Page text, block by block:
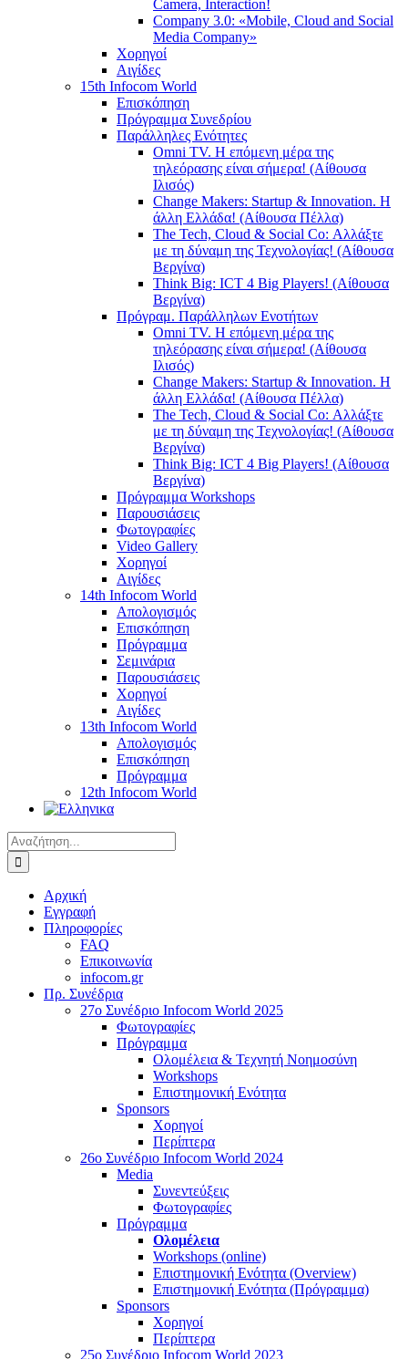
Camera, Interaction!
Company 3.0: «Mobile, Cloud and Social
Media Company»
Χορηγοί
Αιγίδες
15th Infocom World
Επισκόπηση
Πρόγραμμα Συνεδρίου
Παράλληλες Ενότητες
Omni TV. Η επόμενη μέρα της
τηλεόρασης είναι σήμερα! (Αίθουσα
Ιλισός)
Change Makers: Startup & Innovation. Η
άλλη Ελλάδα! (Αίθουσα Πέλλα)
The Tech, Cloud & Social Co: Αλλάξτε
με τη δύναμη της Τεχνολογίας! (Αίθουσα
Βεργίνα)
Think Big: ICT 4 Big Players! (Αίθουσα
Βεργίνα)
Πρόγραμ. Παράλληλων Ενοτήτων
Omni TV. Η επόμενη μέρα της
τηλεόρασης είναι σήμερα! (Αίθουσα
Ιλισός)
Change Makers: Startup & Innovation. Η
άλλη Ελλάδα! (Αίθουσα Πέλλα)
The Tech, Cloud & Social Co: Αλλάξτε
με τη δύναμη της Τεχνολογίας! (Αίθουσα
Βεργίνα)
Think Big: ICT 4 Big Players! (Αίθουσα
Βεργίνα)
Πρόγραμμα Workshops
Παρουσιάσεις
Φωτογραφίες
Video Gallery
Χορηγοί
Αιγίδες
14th Infocom World
Απολογισμός
Επισκόπηση
Πρόγραμμα
Σεμινάρια
Παρουσιάσεις
Χορηγοί
Αιγίδες
13th Infocom World
Απολογισμός
Επισκόπηση
Πρόγραμμα
12th Infocom World
Αναζήτηση
για:
Αρχική
Εγγραφή
Πληροφορίες
FAQ
Επικοινωνία
infocom.gr
Πρ. Συνέδρια
27o Συνέδριο Infocom World 2025
Φωτογραφίες
Πρόγραμμα
Ολομέλεια & Τεχνητή Νοημοσύνη
Workshops
Επιστημονική Ενότητα
Sponsors
Χορηγοί
Περίπτερα
26o Συνέδριο Infocom World 2024
Media
Συνεντεύξεις
Φωτογραφίες
Πρόγραμμα
Ολομέλεια
Workshops (online)
Επιστημονική Ενότητα (Overview)
Επιστημονική Ενότητα (Πρόγραμμα)
Sponsors
Χορηγοί
Περίπτερα
25o Συνέδριο Infocom World 2023